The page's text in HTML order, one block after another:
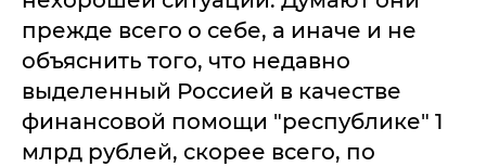
прежде всего о себе, а иначе и не
объяснить того, что недавно
выделенный Россией в качестве
финансовой помощи "республике" 1
млрд рублей, скорее всего, по